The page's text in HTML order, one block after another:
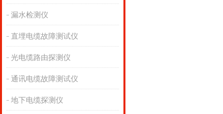
漏水检测仪
直埋电缆故障测试仪
光电缆路由探测仪
通讯电缆故障测试仪
地下电缆探测仪